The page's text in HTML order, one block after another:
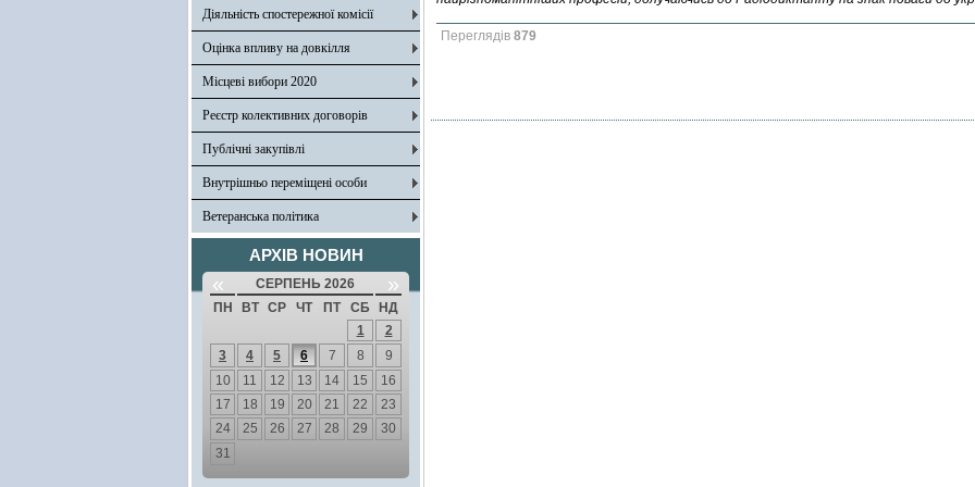
Діяльність спостережної комісії
Оцінка впливу на довкілля
Місцеві вибори 2020
Реєстр колективних договорів
Публічні закупівлі
Внутрішньо переміщені особи
Ветеранська політика
АРХІВ НОВИН
« СЕРПЕНЬ 2026 »
ПН ВТ СР ЧТ ПТ СБ
НД
1
2
3
4 5 6 7 8
9
10
11 12 13 14 15
16
17
18 19 20 21 22
23
24
25 26 27 28 29
30
31
Переглядів 879